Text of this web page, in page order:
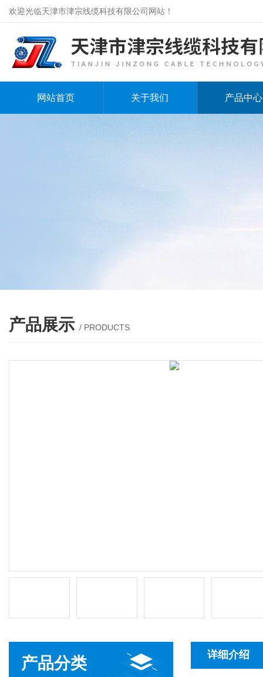
欢迎光临天津市津宗线缆科技有限公司网站！
网站首页 关于我们 产品中心
产品展示 / PRODUCTS
产品分类 详细介绍